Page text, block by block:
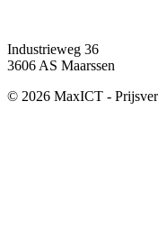
Industrieweg 36
3606 AS Maarssen
© 2026 MaxICT -